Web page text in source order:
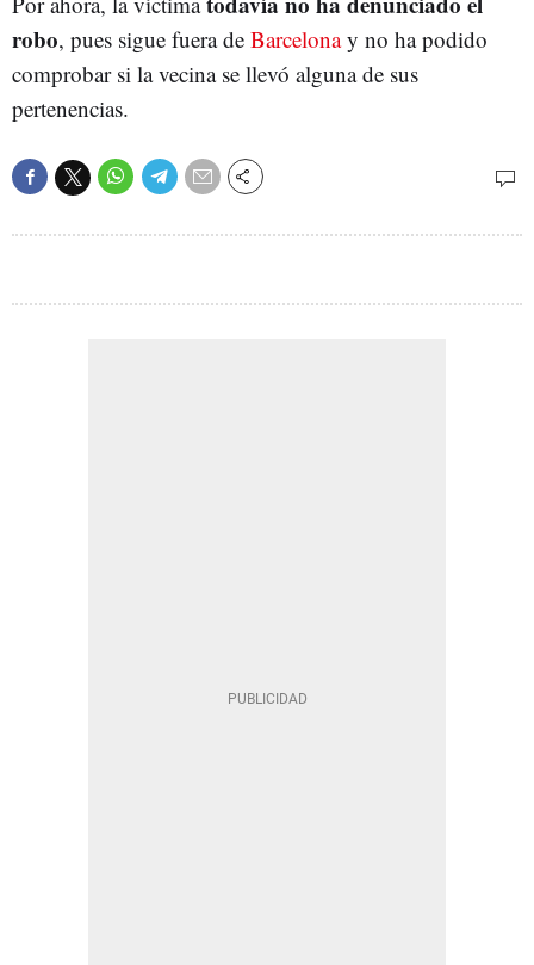
robo, pues sigue fuera de Barcelonay no ha podido
comprobar si la vecina se llevó alguna de sus
pertenencias.